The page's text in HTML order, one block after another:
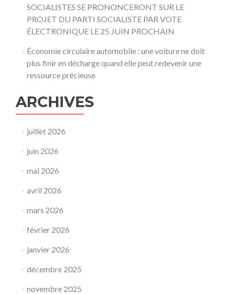
SOCIALISTES SE PRONONCERONT SUR LE
PROJET DU PARTI SOCIALISTE PAR VOTE
ÉLECTRONIQUE LE 25 JUIN PROCHAIN
Économie circulaire automobile : une voiture ne doit
plus finir en décharge quand elle peut redevenir une
ressource précieuse
ARCHIVES
juillet 2026
juin 2026
mai 2026
avril 2026
mars 2026
février 2026
janvier 2026
décembre 2025
novembre 2025